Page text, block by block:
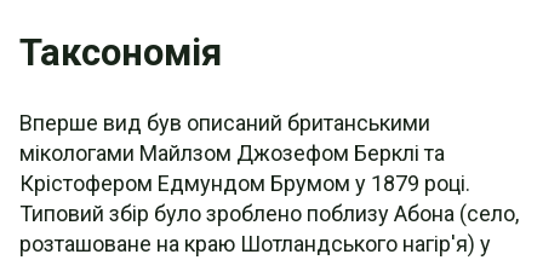
Таксономія
Вперше вид був описаний британськими
мікологами Майлзом Джозефом Берклі та
Крістофером Едмундом Брумом у 1879 році.
Типовий збір було зроблено поблизу Абона (село,
розташоване на краю Шотландського нагір'я) у